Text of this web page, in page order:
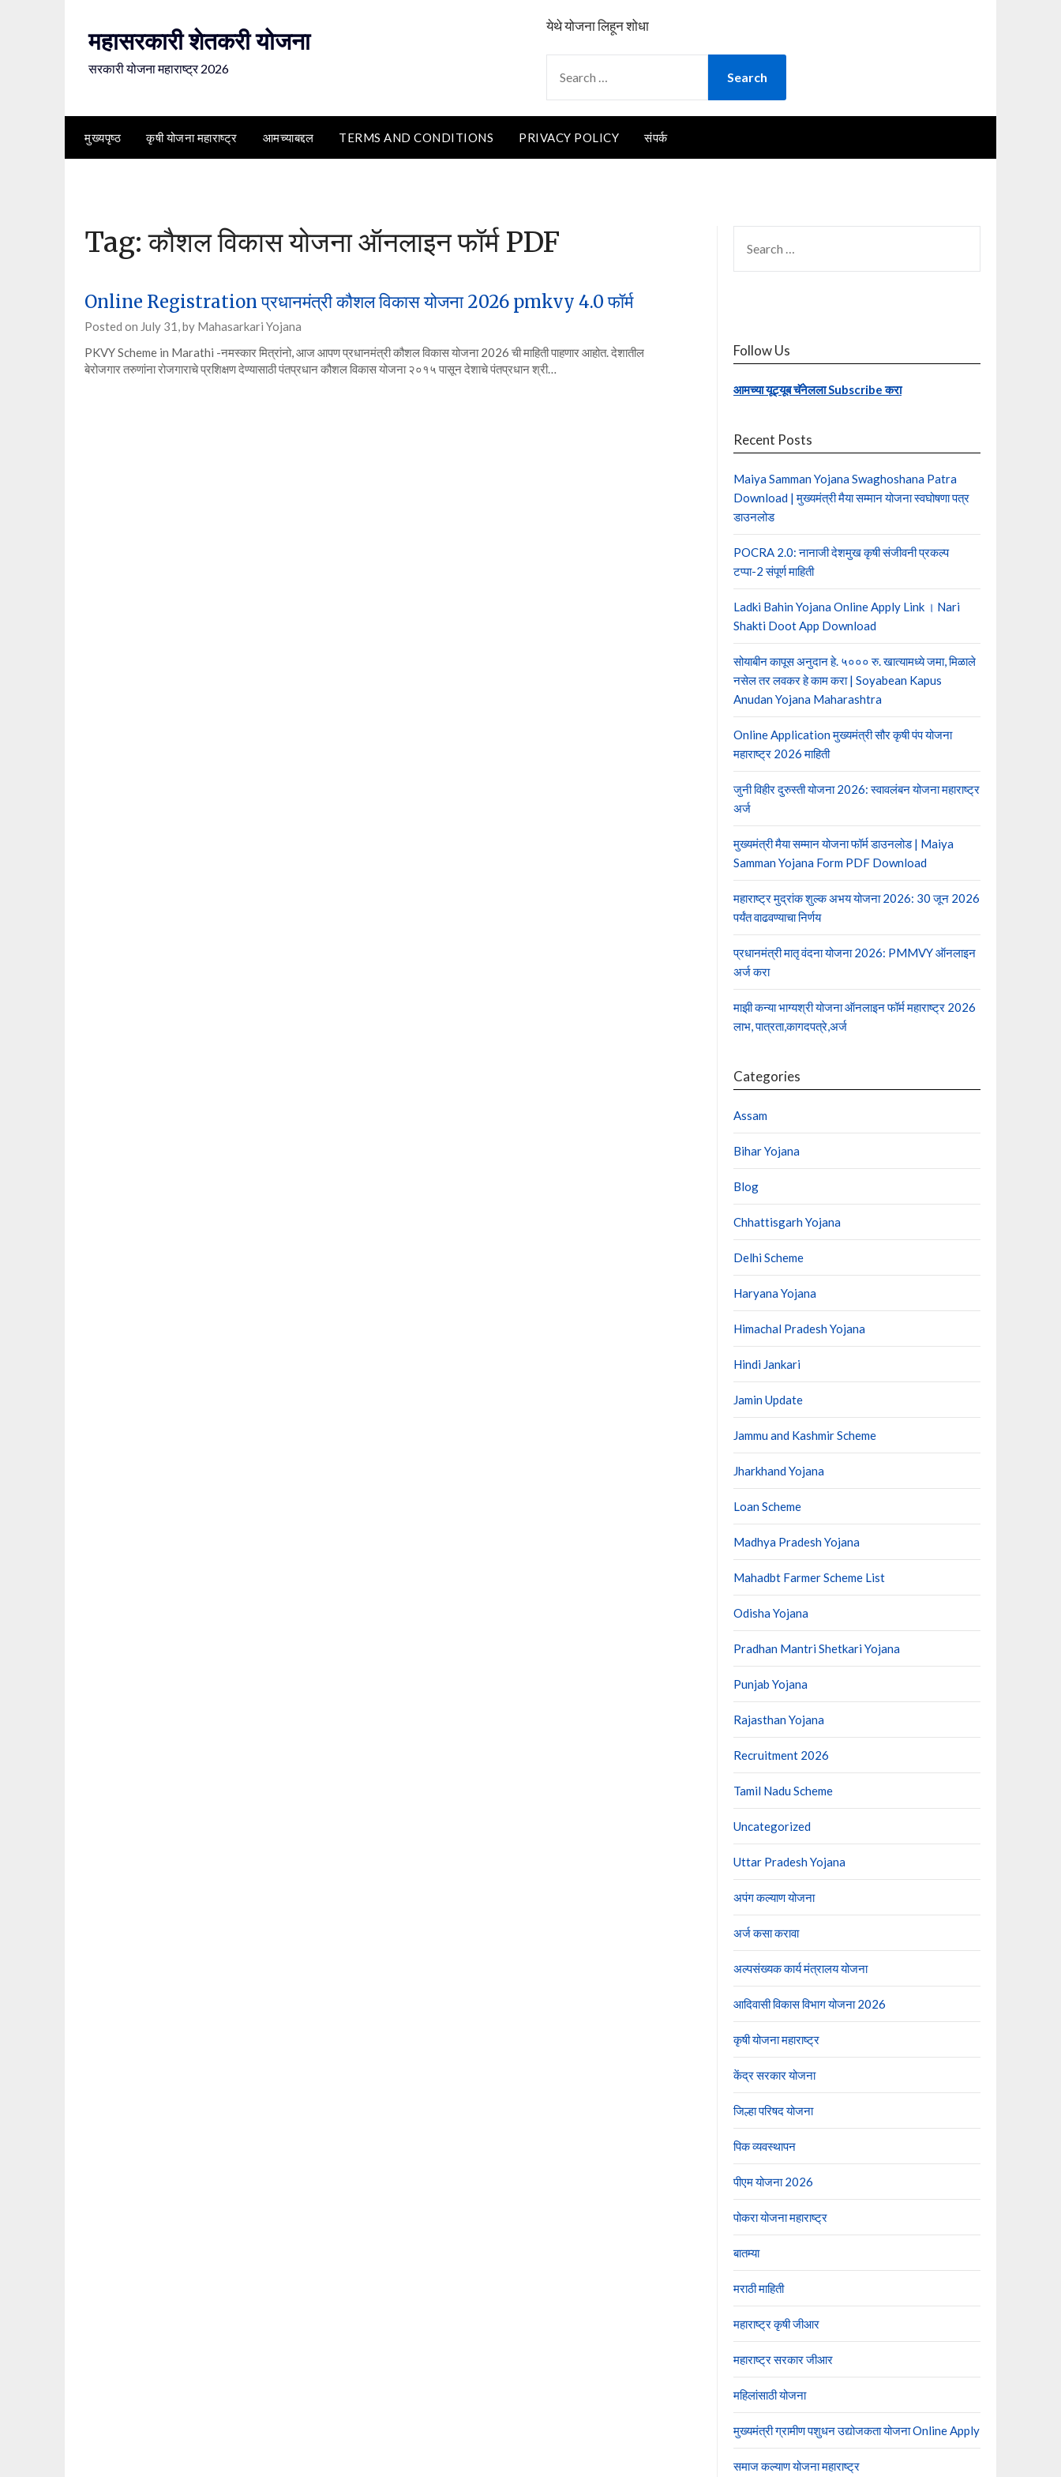
महासरकारी शेतकरी योजना
सरकारी योजना महाराष्ट्र 2026
येथे योजना लिहून शोधा
FOR:
मुख्यपृष्ठ कृषी योजना महाराष्ट्र आमच्याबद्दल TERMS AND CONDITIONS PRIVACY POLICY संपर्क
Tag:कौशल विकास योजना ऑनलाइन फॉर्म PDF
Online Registration प्रधानमंत्री कौशल विकास योजना 2026 pmkvy 4.0 फॉर्म
Posted on July 31,by Mahasarkari Yojana
PKVY Scheme in Marathi -नमस्कार मित्रांनो, आज आपण प्रधानमंत्री कौशल विकास योजना 2026 ची माहिती पाहणार आहोत. देशातील
बेरोजगार तरुणांना रोजगाराचे प्रशिक्षण देण्यासाठी पंतप्रधान कौशल विकास योजना २०१५ पासून देशाचे पंतप्रधान श्री…
FOR:
Follow Us
आमच्या यूट्यूब चॅनेलला Subscribe करा
Recent Posts
Maiya Samman Yojana Swaghoshana Patra
Download | मुख्यमंत्री मैया सम्मान योजना स्वघोषणा पत्र
डाउनलोड
POCRA 2.0: नानाजी देशमुख कृषी संजीवनी प्रकल्प
टप्पा-2 संपूर्ण माहिती
Ladki Bahin Yojana Online Apply Link । Nari
Shakti Doot App Download
सोयाबीन कापूस अनुदान हे. ५००० रु. खात्यामध्ये जमा, मिळाले
नसेल तर लवकर हे काम करा | Soyabean Kapus
Anudan Yojana Maharashtra
Online Application मुख्यमंत्री सौर कृषी पंप योजना
महाराष्ट्र 2026 माहिती
जुनी विहीर दुरुस्ती योजना 2026: स्वावलंबन योजना महाराष्ट्र
अर्ज
मुख्यमंत्री मैया सम्मान योजना फॉर्म डाउनलोड | Maiya
Samman Yojana Form PDF Download
महाराष्ट्र मुद्रांक शुल्क अभय योजना 2026: 30 जून 2026
पर्यंत वाढवण्याचा निर्णय
प्रधानमंत्री मातृ वंदना योजना 2026: PMMVY ऑनलाइन
अर्ज करा
माझी कन्या भाग्यश्री योजना ऑनलाइन फॉर्म महाराष्ट्र 2026
लाभ, पात्रता,कागदपत्रे,अर्ज
Categories
Assam
Bihar Yojana
Blog
Chhattisgarh Yojana
Delhi Scheme
Haryana Yojana
Himachal Pradesh Yojana
Hindi Jankari
Jamin Update
Jammu and Kashmir Scheme
Jharkhand Yojana
Loan Scheme
Madhya Pradesh Yojana
Mahadbt Farmer Scheme List
Odisha Yojana
Pradhan Mantri Shetkari Yojana
Punjab Yojana
Rajasthan Yojana
Recruitment 2026
Tamil Nadu Scheme
Uncategorized
Uttar Pradesh Yojana
अपंग कल्याण योजना
अर्ज कसा करावा
अल्पसंख्यक कार्य मंत्रालय योजना
आदिवासी विकास विभाग योजना 2026
कृषी योजना महाराष्ट्र
केंद्र सरकार योजना
जिल्हा परिषद योजना
पिक व्यवस्थापन
पीएम योजना 2026
पोकरा योजना महाराष्ट्र
बातम्या
मराठी माहिती
महाराष्ट्र कृषी जीआर
महाराष्ट्र सरकार जीआर
महिलांसाठी योजना
मुख्यमंत्री ग्रामीण पशुधन उद्योजकता योजना Online Apply
समाज कल्याण योजना महाराष्ट्र